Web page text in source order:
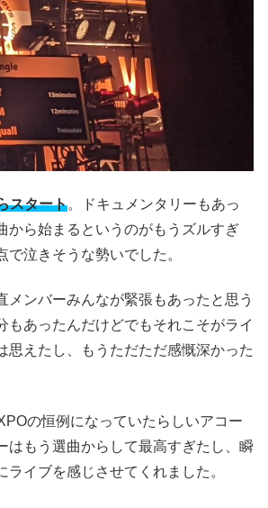
スタート。ドキュメンタリーもあっ
から始まるというのがもうズルすぎ
で泣きそうな勢いでした。
メンバーみんなが緊張もあったと思う
もあったんだけどでもそれこそがライ
思えたし、もうただただ感慨深かった
の恒例になっていたらしいアコー
はもう選曲からして最高すぎたし、瞬
ライブを感じさせてくれました。